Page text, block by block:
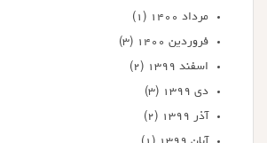
مرداد ۱۴۰۰
(۱)
فروردین ۱۴۰۰
(۳)
اسفند ۱۳۹۹
(۲)
دی ۱۳۹۹
(۳)
آذر ۱۳۹۹
(۲)